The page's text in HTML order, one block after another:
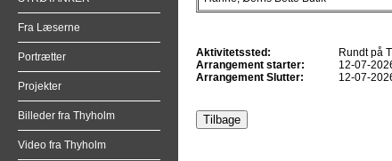
Fra Læserne
Portrætter
Projekter
Billeder fra Thyholm
Video fra Thyholm
Aktivitetssted:
Rundt på
Arrangement starter:
12-07-
Arrangement Slutter:
12-07-